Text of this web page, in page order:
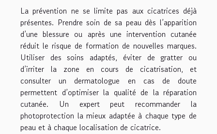
La prévention ne se limite pas aux cicatrices déjà
présentes. Prendre soin de sa peau dès l’apparition
d’une blessure ou après une intervention cutanée
réduit le risque de formation de nouvelles marques.
Utiliser des soins adaptés, éviter de gratter ou
d’irriter la zone en cours de cicatrisation, et
consulter un dermatologue en cas de doute
permettent d’optimiser la qualité de la réparation
cutanée. Un expert peut recommander la
photoprotection la mieux adaptée à chaque type de
peau et à chaque localisation de cicatrice.